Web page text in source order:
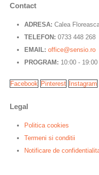
Contact
ADRESA: Calea
TELEFON: 0733 448 268
EMAIL: office@sensio.ro
PROGRAM: 10:00 - 19:00
Facebook Pinterest Instagram
Legal
Politica cookies
Termeni si conditii
Notificare de